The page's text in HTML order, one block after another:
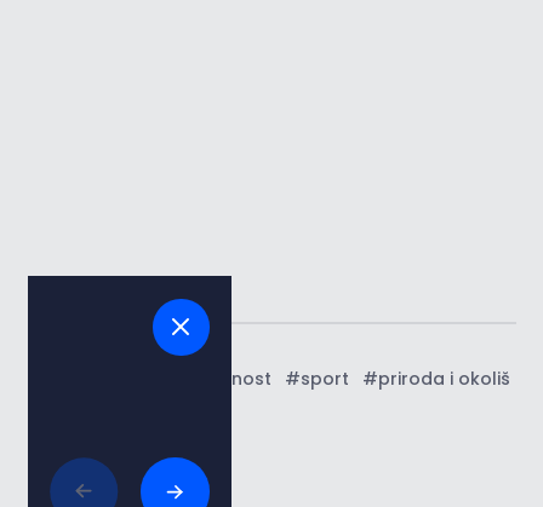
#kultura i umjetnost #sport #priroda i okoliš